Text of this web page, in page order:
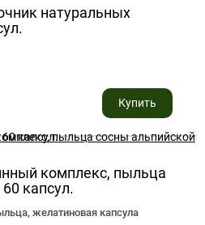
натуральных
пыльца сосны альпийской, пчелиная
Купить
комплекс, пыльца
капсул.
желатиновая капсула